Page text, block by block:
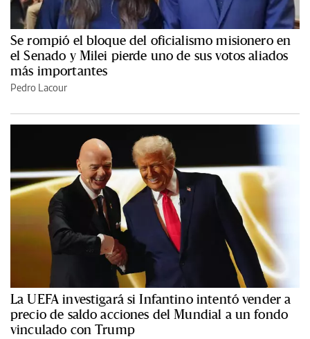
Se rompió el bloque del oficialismo misionero en
el Senado y Milei pierde uno de sus votos aliados
más importantes
Pedro Lacour
La UEFA investigará si Infantino intentó vender a
precio de saldo acciones del Mundial a un fondo
vinculado con Trump